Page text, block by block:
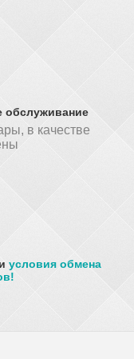
обслуживание
в качестве
условия обмена